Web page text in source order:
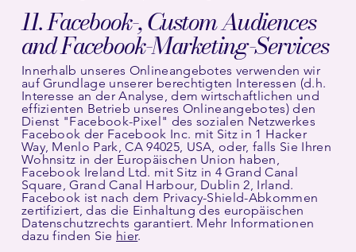
11. Facebook-, Custom Audiences
and Facebook-Marketing-Services
Innerhalb unseres Onlineangebotes verwenden wir
auf Grundlage unserer berechtigten Interessen (d.h.
Interesse an der Analyse, dem wirtschaftlichen und
effizienten Betrieb unseres Onlineangebotes) den
Dienst "Facebook-Pixel" des sozialen Netzwerkes
Facebook der Facebook Inc. mit Sitz in 1 Hacker
Way, Menlo Park, CA 94025, USA, oder, falls Sie Ihren
Wohnsitz in der Europäischen Union haben,
Facebook Ireland Ltd. mit Sitz in 4 Grand Canal
Square, Grand Canal Harbour, Dublin 2, Irland.
Facebook ist nach dem Privacy-Shield-Abkommen
zertifiziert, das die Einhaltung des europäischen
Datenschutzrechts garantiert. Mehr Informationen
dazu finden Sie hier.